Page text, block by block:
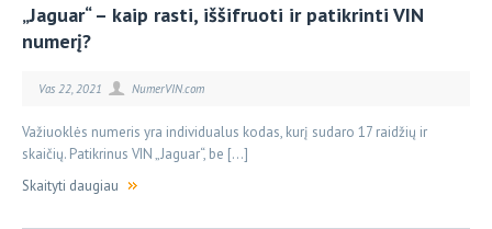
„Jaguar“ – kaip rasti, iššifruoti ir patikrinti VIN
numerį?
Vas 22, 2021 NumerVIN.com
Važiuoklės numeris yra individualus kodas, kurį sudaro 17 raidžių ir
skaičių. Patikrinus VIN „Jaguar“, be […]
Skaityti daugiau